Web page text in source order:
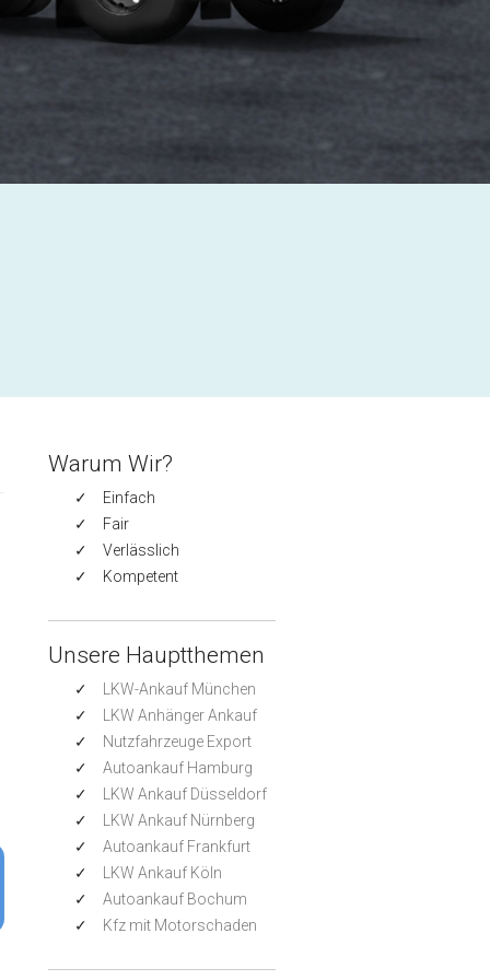
Warum Wir?
Einfach
Fair
Verlässlich
Kompetent
Unsere Hauptthemen
LKW-Ankauf München
LKW Anhänger Ankauf
Nutzfahrzeuge Export
Autoankauf Hamburg
LKW Ankauf Düsseldorf
LKW Ankauf Nürnberg
Autoankauf Frankfurt
LKW Ankauf Köln
Autoankauf Bochum
Kfz mit Motorschaden